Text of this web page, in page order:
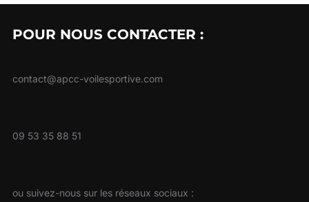
POUR NOUS CONTACTER :
contact@apcc-voilesportive.com
09 53 35 88 51
ou suivez-nous sur les réseaux sociaux :